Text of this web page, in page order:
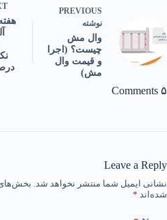
PREVIOUS
نوشته
وال مش
چیست؟ (اجرا
و قیمت وال
مش)
۵ Comments
Leave a Reply
نشانی ایمیل شما منتشر نخواهد شد. بخش‌های
شده‌اند *